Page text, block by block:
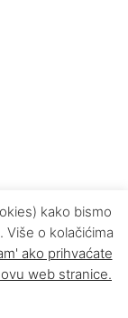
kako bismo
Više o kolačićima
ako prihvaćate
web stranice.